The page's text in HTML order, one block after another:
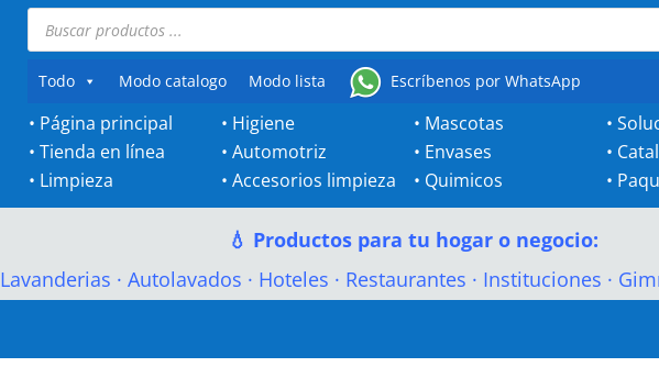
Búsqueda
productos
Todo
Modo catalogo Modo lista Escríbenos por WhatsApp
• Página principal
•Tienda en línea
• Limpieza
• Higiene
•Automotriz
•Accesorios limpieza
• Mascotas
• Envases
• Quimicos
•
•
•
💧 Productos para tu hogar o negocio:
Lavanderias · Autolavados · Hoteles · Restaurantes · Instituciones ·